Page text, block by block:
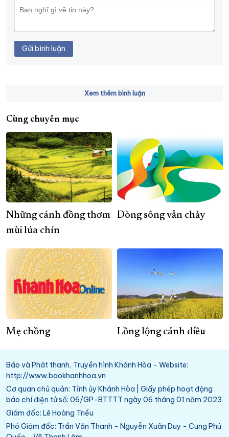
Gửi bình luận
Xem thêm bình luận
Cùng chuyên mục
Những cánh đồng thơm
mùi lúa chín
Dòng sông vẫn chảy
Mẹ chồng Lồng lộng cánh diều
Báo và Phát thanh, Truyền hình Khánh Hòa - Website:
http://www.baokhanhhoa.vn
Cơ quan chủ quản: Tỉnh ủy Khánh Hòa | Giấy phép hoạt động
báo chí điện tử số: 06/GP-BTTTT ngày 06 tháng 01 năm 2023
Giám đốc: Lê Hoàng Triều
Phó Giám đốc: Trần Văn Thanh - Nguyễn Xuân Duy - Cung Phú